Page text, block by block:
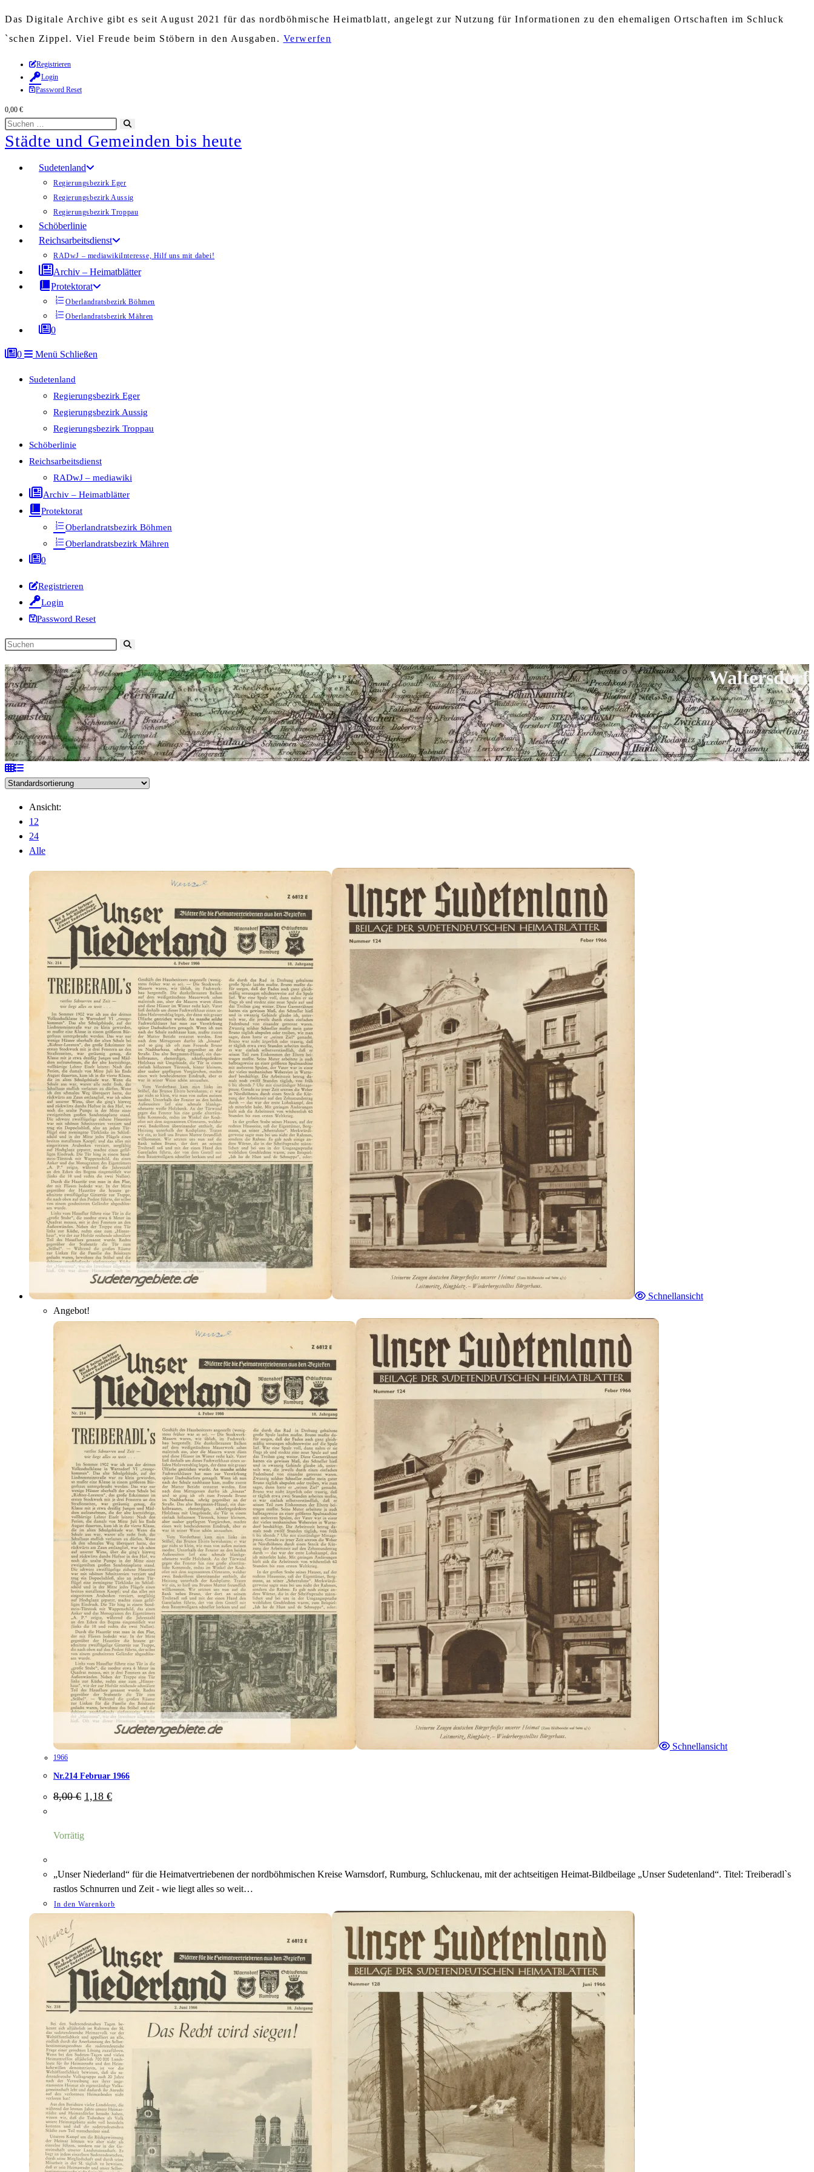
Das Digitale Archive gibt es seit August 2021 für das nordböhmische Heimatblatt, angelegt zur Nutzung für Informationen zu den ehemaligen Ortschaften im Schluck
`schen Zippel. Viel Freude beim Stöbern in den Ausgaben. Verwerfen
Zum
Inhalt
springen
Registrieren
Login
Password Reset
0,00 €
Diese
Website
durchsuchen
starten
Städte und Gemeinden bis heute
Sudetenland
Regierungsbezirk Eger
Regierungsbezirk Aussig
Regierungsbezirk Troppau
Schöberlinie
Reichsarbeitsdienst
RADwJ – mediawikiInteresse, Hilf uns mit dabei!
Archiv – Heimatblätter
Protektorat
Oberlandratsbezirk Böhmen
Oberlandratsbezirk Mähren
0
0 Menü Schließen
Sudetenland
Regierungsbezirk Eger
Regierungsbezirk Aussig
Regierungsbezirk Troppau
Schöberlinie
Reichsarbeitsdienst
RADwJ – mediawiki
Archiv – Heimatblätter
Protektorat
Oberlandratsbezirk Böhmen
Oberlandratsbezirk Mähren
0
Registrieren
Login
Password Reset
Diese
durchsuchen
Waltersdorf
Ansicht:
12
24
Alle
Schnellansicht
Angebot!
Schnellansicht
1966
Nr.214 Februar 1966
8,00€ Ursprünglicher
Preis
1,18 €Aktueller
Preis
Vorrätig
„Unser Niederland“ für die Heimatvertriebenen der nordböhmischen Kreise Warnsdorf, Rumburg, Schluckenau, mit der achtseitigen Heimat-Bildbeilage „Unser Sudetenland“. Titel: Treiberadl`s
rastlos Schnurren und Zeit - wie liegt alles so weit…
In den Warenkorb